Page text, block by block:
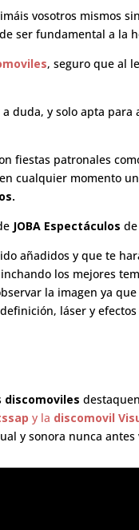
vosotros mismos
ser fundamental a la
, seguro que al
duda, y solo apta
fiestas patronales
cualquier momento
JOBA Espectáculos
añadidos y que te
los mejores
la imagen ya
láser y
discomoviles
y la discomovil
y sonora nunca antes